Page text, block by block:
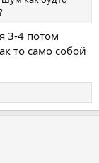
3-4 потом
то само собой